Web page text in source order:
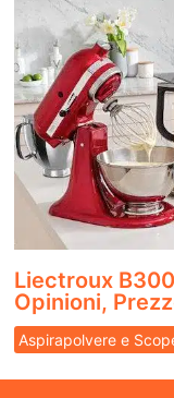
Liectroux
Opinioni,
Aspirapolvere e